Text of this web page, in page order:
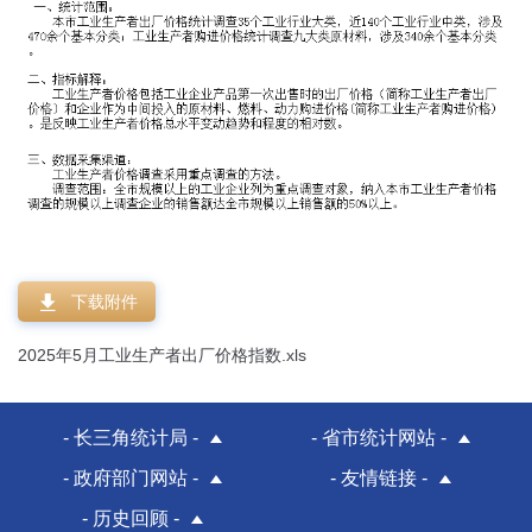
下载附件
2025年5月工业生产者出厂价格指数.xls
- 长三角统计局 -
- 省市统计网站 -
- 政府部门网站 -
- 友情链接 -
- 历史回顾 -